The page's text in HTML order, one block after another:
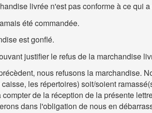
livrée n'est pas conforme à ce qui
été commandée.
est gonflé.
justifier le refus de la marchandise
nous refusons la marchandise.
les répertoires) soit/soient
de la réception de la présente
dans l'obligation de nous en